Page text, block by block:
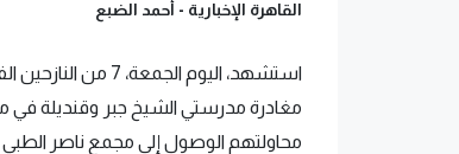
القاهرة الإخبارية - أحمد الضبع
استشهد، اليوم
مغادرة مدرستي الشيخ جبر وقنديلة
محاولتهم الوصول إلى مجمع ناصر